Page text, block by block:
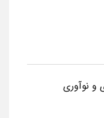
و نوآوری